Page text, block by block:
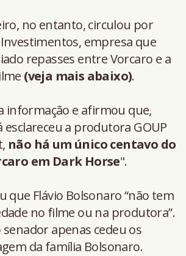
no entanto, circulou por
empresa que
repasses entre Vorcaro e a
(veja mais abaixo).
informação e afirmou que,
esclareceu a produtora GOUP
não há um único centavo do
em Dark Horse".
que Flávio Bolsonaro “não tem
no filme ou na produtora”.
senador apenas cedeu os
da família Bolsonaro.